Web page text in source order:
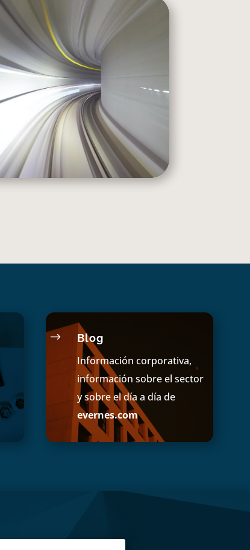
$ Blog
Información corporativa,
información sobre el sector
y sobre el día a día de
evernes.com